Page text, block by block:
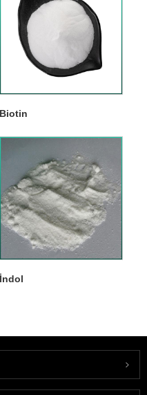
Biotin
İndol